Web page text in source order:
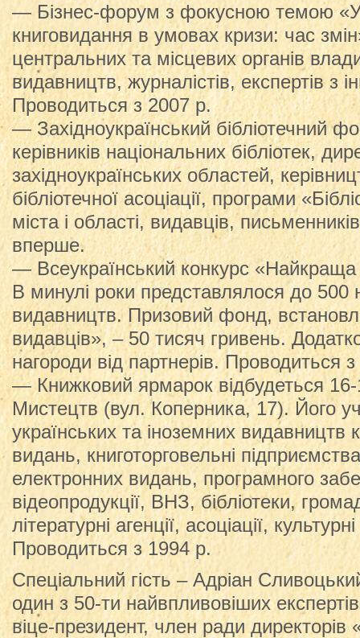
— Бізнес-форум з фокусною темою
книговидання в умовах кризи: час
центральних та місцевих органів
видавництв, журналістів, експертів з
Проводиться з 2007 р.
— Західноукраїнський бібліотечний
керівників національних бібліотек,
західноукраїнських областей,
бібліотечної асоціації, програми
міста і області, видавців,
вперше.
— Всеукраїнський конкурс
В минулі роки представлялося до 500
видавництв. Призовий фонд,
видавців», – 50 тисяч гривень.
нагороди від партнерів. Проводиться
— Книжковий ярмарок відбудеться
Мистецтв (вул. Коперника, 17). Його
українських та іноземних видавництв
видань, книготорговельні
електронних видань, програмного
відеопродукції, ВНЗ, бібліотеки,
літературні агенції, асоціації,
Проводиться з 1994 р.
Спеціальний гість – Адріан
один з 50-ти найвпливовіших
віце-президент, член ради